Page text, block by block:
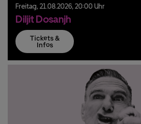
Freitag, 21.08.2026, 20:00 Uhr
Diljit Dosanjh
Tickets &
Infos